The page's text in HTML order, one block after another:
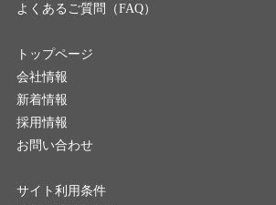
トップページ
会社情報
新着情報
採用情報
お問い合わせ
サイト利用条件
よくあるご質問（FAQ）